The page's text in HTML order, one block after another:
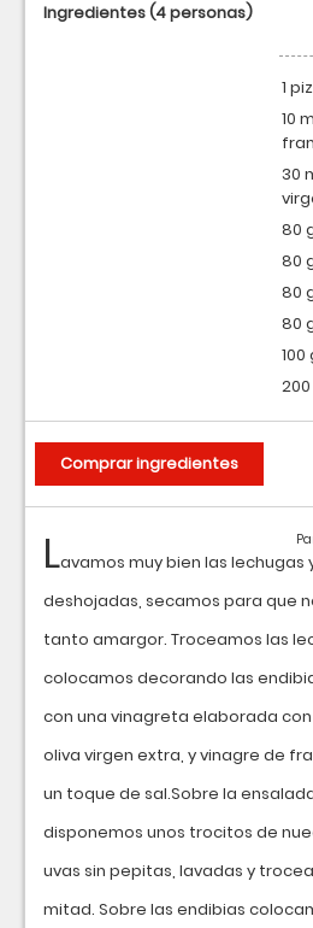
Lavamos muy bien las lechugas
deshojadas, secamos para que
tanto amargor. Troceamos las
colocamos decorando las
con una vinagreta elaborada
oliva virgen extra, y vinagre de
un toque de sal.Sobre la
disponemos unos trocitos de
uvas sin pepitas, lavadas y
mitad. Sobre las endibias
Ingredientes(4 personas)
1
10
30
80
80
80
80
Comprar ingredientes